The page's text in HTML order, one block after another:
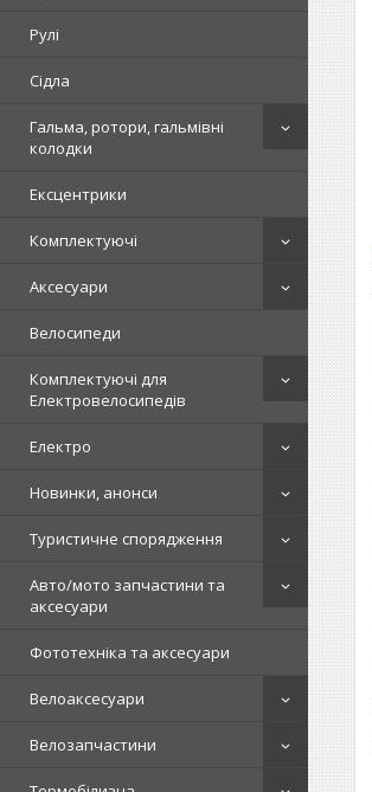
Рулі
Сідла
Гальма, ротори, гальмівні
колодки
Ексцентрики
Комплектуючі
Аксесуари
Велосипеди
Комплектуючі для
Електровелосипедів
Електро
Новинки, анонси
Туристичне спорядження
Авто/мото запчастини та
аксесуари
Фототехніка та аксесуари
Велоаксесуари
Велозапчастини